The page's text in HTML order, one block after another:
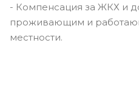
- Компенсация за ЖКХ и
проживающим и
местности.